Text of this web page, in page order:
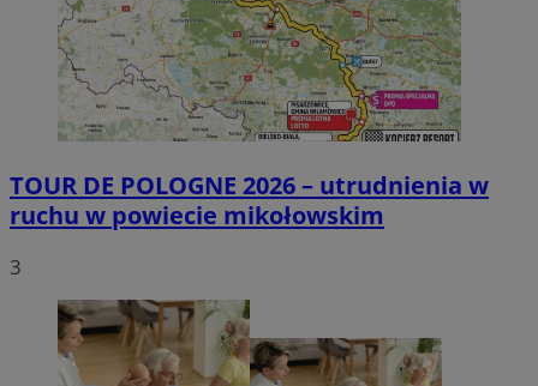
TOUR DE POLOGNE 2026 – utrudnienia w
ruchu w powiecie mikołowskim
3